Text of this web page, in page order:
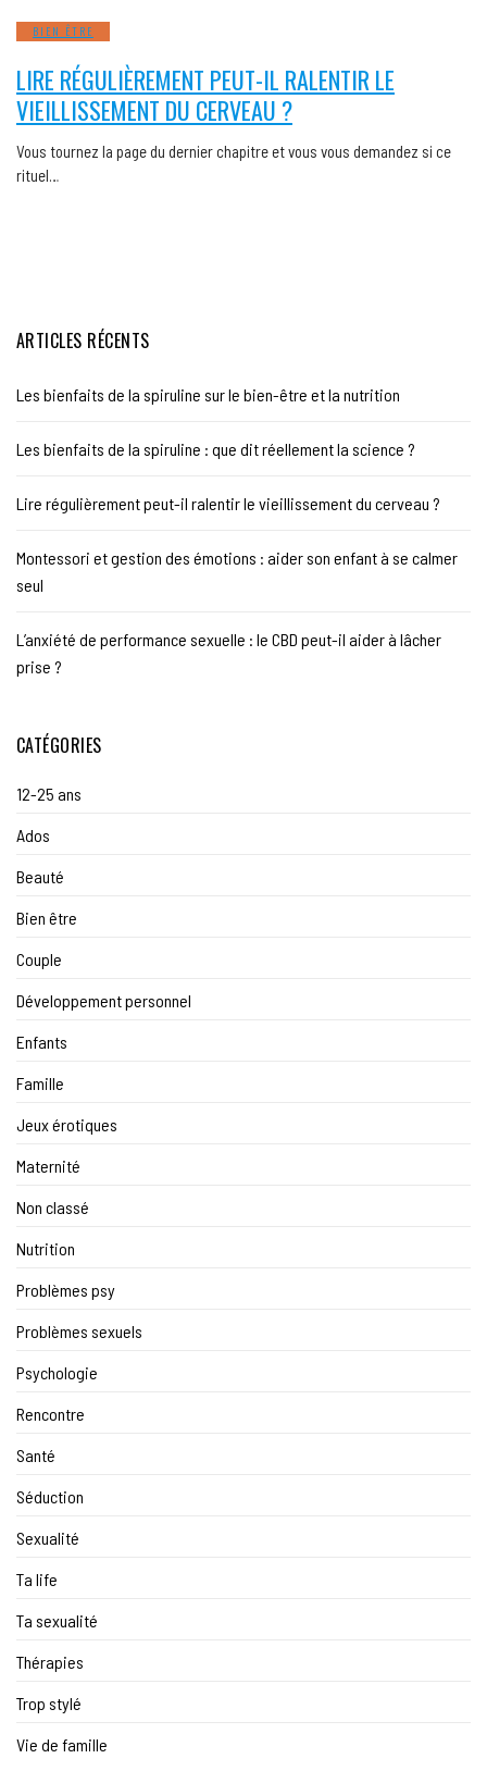
BIEN ÊTRE
LIRE RÉGULIÈREMENT PEUT-IL RALENTIR LE
VIEILLISSEMENT DU CERVEAU ?
Vous tournez la page du dernier chapitre et vous vous demandez si ce
rituel…
ARTICLES RÉCENTS
Les bienfaits de la spiruline sur le bien-être et la nutrition
Les bienfaits de la spiruline : que dit réellement la science ?
Lire régulièrement peut-il ralentir le vieillissement du cerveau ?
Montessori et gestion des émotions : aider son enfant à se calmer
seul
L’anxiété de performance sexuelle : le CBD peut-il aider à lâcher
prise ?
CATÉGORIES
12-25 ans
Ados
Beauté
Bien être
Couple
Développement personnel
Enfants
Famille
Jeux érotiques
Maternité
Non classé
Nutrition
Problèmes psy
Problèmes sexuels
Psychologie
Rencontre
Santé
Séduction
Sexualité
Ta life
Ta sexualité
Thérapies
Trop stylé
Vie de famille